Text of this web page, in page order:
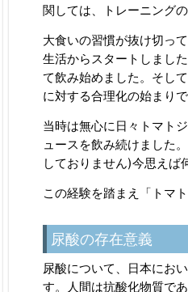
関しては、トレーニング
大食いの習慣が抜け切っ
生活からスタートしまし
て飲み始めました。そし
に対する合理化の始まり
当時は無心に日々トマト
ュースを飲み続けました
しておりません)今思えば
この経験を踏まえ「トマ
尿酸の存在意義
尿酸について、日本にお
す。人間は抗酸化物質で